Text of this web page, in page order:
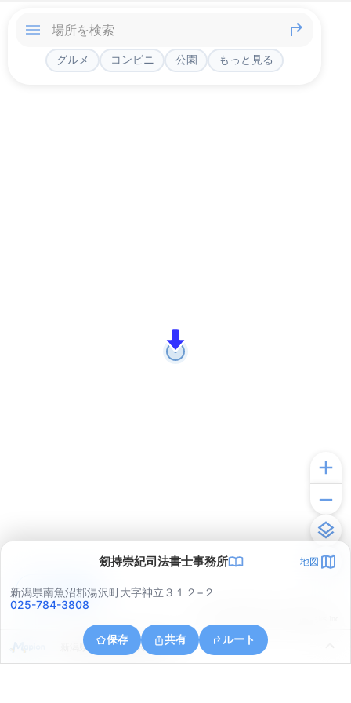
グルメ コンビニ 公園 もっと見る
剱持崇紀司法書士事務所 地図
新潟県南魚沼郡湯沢町大字神立３１２−２
025-784-3808
保存 共有 ルート
新潟県南魚沼郡湯沢町神立
アプリで見る